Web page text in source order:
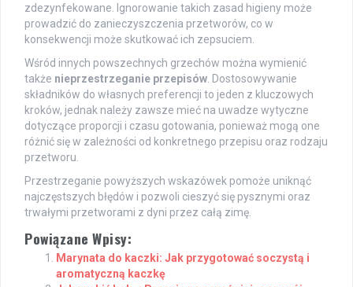
zdezynfekowane. Ignorowanie takich zasad higieny może
prowadzić do zanieczyszczenia przetworów, co w
konsekwencji może skutkować ich zepsuciem.
Wśród innych powszechnych grzechów można wymienić
także nieprzestrzeganie przepisów . Dostosowywanie
składników do własnych preferencji to jeden z kluczowych
kroków, jednak należy zawsze mieć na uwadze wytyczne
dotyczące proporcji i czasu gotowania, ponieważ mogą one
różnić się w zależności od konkretnego przepisu oraz rodzaju
przetworu.
Przestrzeganie powyższych wskazówek pomoże uniknąć
najczęstszych błędów i pozwoli cieszyć się pysznymi oraz
trwałymi przetworami z dyni przez całą zimę.
Powiązane Wpisy:
Marynata do kaczki: Jak przygotować soczystą i
aromatyczną kaczkę